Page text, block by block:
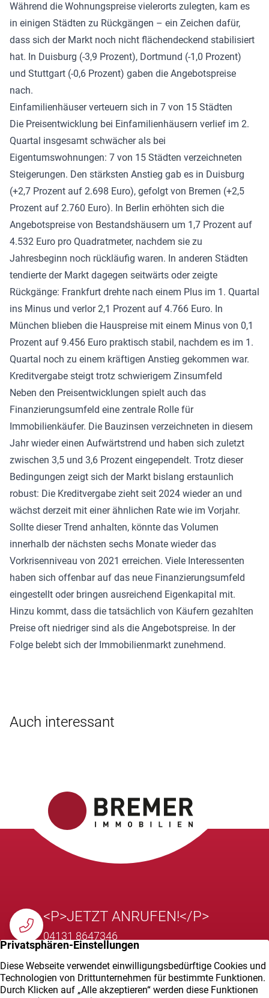
Während die Wohnungspreise vielerorts zulegten, kam es
in einigen Städten zu Rückgängen – ein Zeichen dafür,
dass sich der Markt noch nicht flächendeckend stabilisiert
hat. In Duisburg (-3,9 Prozent), Dortmund (-1,0 Prozent)
und Stuttgart (-0,6 Prozent) gaben die Angebotspreise
nach.
Einfamilienhäuser verteuern sich in 7 von 15 Städten
Die Preisentwicklung bei Einfamilienhäusern verlief im 2.
Quartal insgesamt schwächer als bei
Eigentumswohnungen: 7 von 15 Städten verzeichneten
Steigerungen. Den stärksten Anstieg gab es in Duisburg
(+2,7 Prozent auf 2.698 Euro), gefolgt von Bremen (+2,5
Prozent auf 2.760 Euro). In Berlin erhöhten sich die
Angebotspreise von Bestandshäusern um 1,7 Prozent auf
4.532 Euro pro Quadratmeter, nachdem sie zu
Jahresbeginn noch rückläufig waren. In anderen Städten
tendierte der Markt dagegen seitwärts oder zeigte
Rückgänge: Frankfurt drehte nach einem Plus im 1. Quartal
ins Minus und verlor 2,1 Prozent auf 4.766 Euro. In
München blieben die Hauspreise mit einem Minus von 0,1
Prozent auf 9.456 Euro praktisch stabil, nachdem es im 1.
Quartal noch zu einem kräftigen Anstieg gekommen war.
Kreditvergabe steigt trotz schwierigem Zinsumfeld
Neben den Preisentwicklungen spielt auch das
Finanzierungsumfeld eine zentrale Rolle für
Immobilienkäufer. Die Bauzinsen verzeichneten in diesem
Jahr wieder einen Aufwärtstrend und haben sich zuletzt
zwischen 3,5 und 3,6 Prozent eingependelt. Trotz dieser
Bedingungen zeigt sich der Markt bislang erstaunlich
robust: Die Kreditvergabe zieht seit 2024 wieder an und
wächst derzeit mit einer ähnlichen Rate wie im Vorjahr.
Sollte dieser Trend anhalten, könnte das Volumen
innerhalb der nächsten sechs Monate wieder das
Vorkrisenniveau von 2021 erreichen. Viele Interessenten
haben sich offenbar auf das neue Finanzierungsumfeld
eingestellt oder bringen ausreichend Eigenkapital mit.
Hinzu kommt, dass die tatsächlich von Käufern gezahlten
Preise oft niedriger sind als die Angebotspreise. In der
Folge belebt sich der Immobilienmarkt zunehmend.
Auch interessant
<P>JETZT ANRUFEN!</P>
04131 8647346
E-MAIL SENDEN
info@bremer-immobilien.de